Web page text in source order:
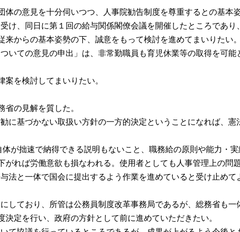
の意見を十分伺いつつ、人事院勧告制度を尊重するとの基本
け、同日に第１回の給与関係閣僚会議を開催したところであ
からの基本姿勢の下、誠意をもって検討を進めてまいりたい。
いての意見の申出」は、非常勤職員も育児休業等の取得を可
を検討してまいりたい。
の見解を質した。
に基づかない取扱い方針の一方的決定ということになれば、
が拙速で納得できる説明もないこと、職務給の原則や能力・
れば労働意欲も損なわれる。使用者としても人事管理上の問
法と一体で国会に提出するよう作業を進めていると受け止め
しており、所管は公務員制度改革事務局であるが、総務省も
定を行い、政府の方針として前に進めていただきたい。